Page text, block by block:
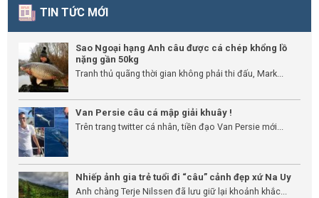
TIN TỨC MỚI
Sao Ngoại hạng Anh câu được cá chép khổng lồ
nặng gần 50kg
Tranh thủ quãng thời gian không phải thi đấu, Mark...
Van Persie câu cá mập giải khuây !
Trên trang twitter cá nhân, tiền đạo Van Persie mới...
Nhiếp ảnh gia trẻ tuổi đi “câu” cảnh đẹp xứ Na Uy
Anh chàng Terje Nilssen đã lưu giữ lại khoảnh khắc...